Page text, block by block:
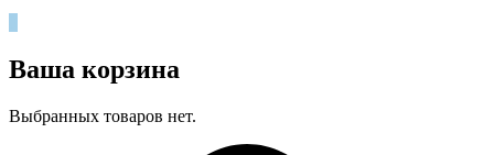
Ваша корзина
Выбранных товаров нет.